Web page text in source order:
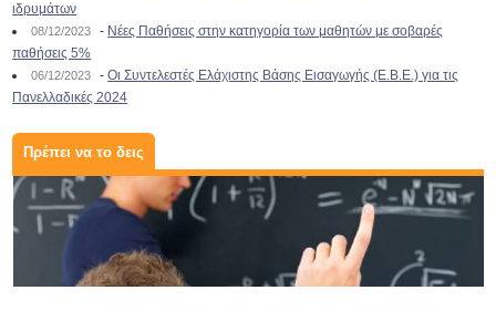
ιδρυμάτων
08/12/2023 - Νέες Παθήσεις στην κατηγορία των μαθητών με σοβαρές
παθήσεις 5%
06/12/2023 -Οι Συντελεστές Ελάχιστης Βάσης Εισαγωγής (Ε.Β.Ε.) για τις
Πανελλαδικές 2024
Πρέπει να το δεις